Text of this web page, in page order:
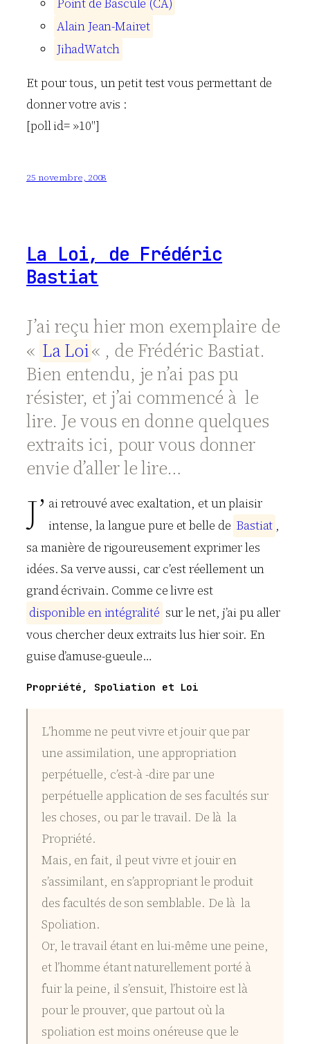
Point de Bascule (CA)
Alain Jean-Mairet
JihadWatch
Et pour tous, un petit test vous permettant de
donner votre avis :
[poll id= »10″]
25 novembre, 2008
La Loi, de Frédéric
Bastiat
J’ai reçu hier mon exemplaire de
« LaLoi« , de Frédéric Bastiat.
Bien entendu, je n’ai pas pu
résister, et j’ai commencé à le
lire. Je vous en donne quelques
extraits ici, pour vous donner
envie d’aller le lire…
J’ ai retrouvé avec exaltation, et un plaisir
intense, la langue pure et belle de Bastiat ,
sa manière de rigoureusement exprimer les
idées. Sa verve aussi, car c’est réellement un
grand écrivain. Comme ce livre est
disponible en intégralité sur le net, j’ai pu aller
vous chercher deux extraits lus hier soir. En
guise d’amuse-gueule…
Propriété, Spoliation et Loi
L’homme ne peut vivre et jouir que par
une assimilation, une appropriation
perpétuelle, c’est-à -dire par une
perpétuelle application de ses facultés sur
les choses, ou par le travail. De là la
Propriété.
Mais, en fait, il peut vivre et jouir en
s’assimilant, en s’appropriant le produit
des facultés de son semblable. De là la
Spoliation.
Or, le travail étant en lui-même une peine,
et l’homme étant naturellement porté à
fuir la peine, il s’ensuit, l’histoire est là
pour le prouver, que partout où la
spoliation est moins onéreuse que le